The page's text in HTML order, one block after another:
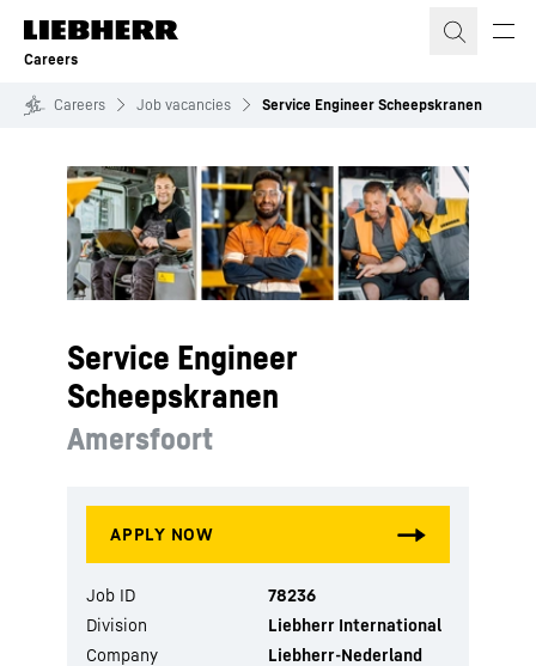
Skip to content
Careers
Careers Job vacancies Service Engineer Scheepskranen
Service Engineer
Scheepskranen
Amersfoort
Job ID
78236
Division
Liebherr International
Company
Liebherr-Nederland